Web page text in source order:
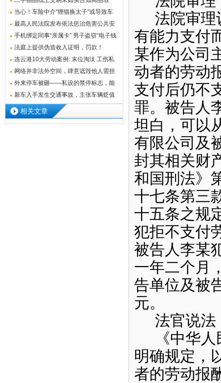
疵，经营
当心！车险中介“狸猫换太子”或导致车
险“
最高人民法院发布依法惩治危害公共安
全犯罪
手机绑定同事“亲属卡” 男子盗窃“电子钱
法庭上提供伪造收入证明，罚款！
连云港10大劳动案例: 末位淘汰 工伤私
了
网络并非法外空间，肆意诋毁他人需担
责
外来停车被砸——私设的禁停标志，能
否为店
新车入手发生交通事故，主张车辆贬值
损失能
相关文章
法院审理
有能力支付
某作为公司
动者的劳动
支付后仍不
罪。被告人
坦白，可以
有限公司及
封其相关财
和国刑法》
十七条第三
十五条之规
犯拒不支付
被告人李某
一年二个月
告单位及被
元。
法官说法
《中华
明确规定，
者的劳动报